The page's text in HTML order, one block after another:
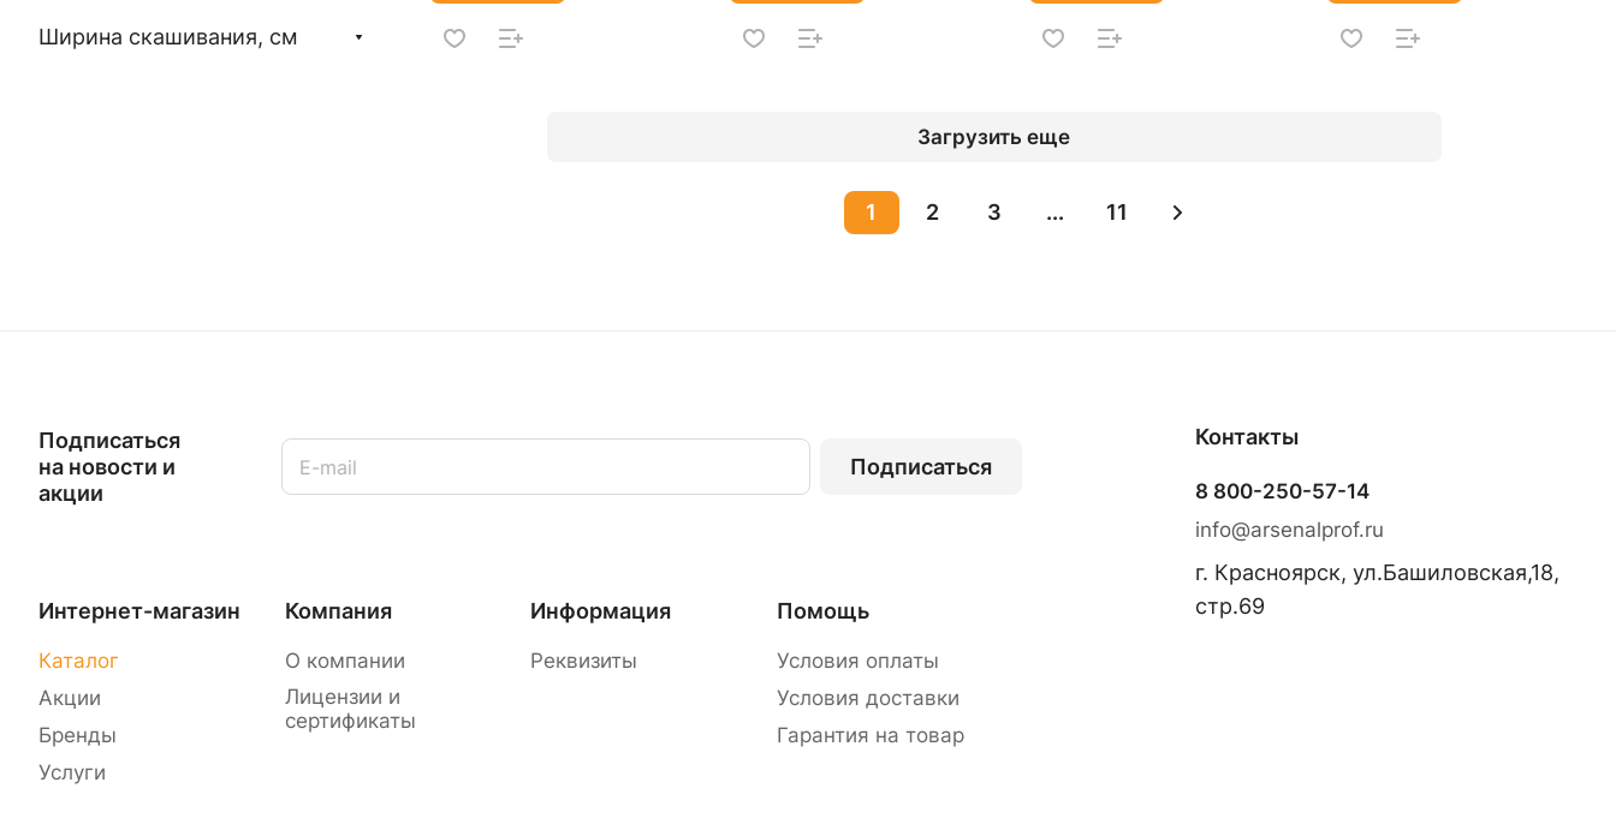
Загрузить еще
1 2 3 ... 11
Ширина скашивания, см
Подписаться
на новости и
акции
Подписаться
Интернет-магазин
Каталог
Акции
Бренды
Услуги
Компания
О компании
Лицензии и
сертификаты
Информация
Реквизиты
Помощь
Условия оплаты
Условия доставки
Гарантия на товар
Контакты
8 800-250-57-14
info@arsenalprof.ru
г. Красноярск, ул.Башиловская,18,
стр.69